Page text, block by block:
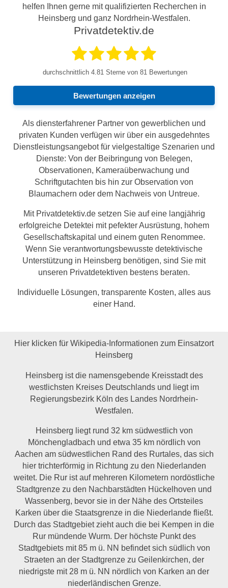
helfen Ihnen gerne mit qualifizierten Recherchen in
Heinsberg und ganz Nordrhein-Westfalen.
Privatdetektiv.de
durchschnittlich 4.81 Sterne von 81 Bewertungen
Bewertungen anzeigen
Als diensterfahrener Partner von gewerblichen und
privaten Kunden verfügen wir über ein ausgedehntes
Dienstleistungsangebot für vielgestaltige Szenarien und
Dienste: Von der Beibringung von Belegen,
Observationen, Kameraüberwachung und
Schriftgutachten bis hin zur Observation von
Blaumachern oder dem Nachweis von Untreue.
Mit Privatdetektiv.de setzen Sie auf eine langjährig
erfolgreiche Detektei mit pefekter Ausrüstung, hohem
Gesellschaftskapital und einem guten Renommee.
Wenn Sie verantwortungsbewusste detektivische
Unterstützung in Heinsberg benötigen, sind Sie mit
unseren Privatdetektiven bestens beraten.
Individuelle Lösungen, transparente Kosten, alles aus
einer Hand.
Hier klicken für Wikipedia-Informationen zum Einsatzort
Heinsberg
Heinsberg ist die namensgebende Kreisstadt des
westlichsten Kreises Deutschlands und liegt im
Regierungsbezirk Köln des Landes Nordrhein-
Westfalen.
Heinsberg liegt rund 32 km südwestlich von
Mönchengladbach und etwa 35 km nördlich von
Aachen am südwestlichen Rand des Rurtales, das sich
hier trichterförmig in Richtung zu den Niederlanden
weitet. Die Rur ist auf mehreren Kilometern nordöstliche
Stadtgrenze zu den Nachbarstädten Hückelhoven und
Wassenberg, bevor sie in der Nähe des Ortsteiles
Karken über die Staatsgrenze in die Niederlande fließt.
Durch das Stadtgebiet zieht auch die bei Kempen in die
Rur mündende Wurm. Der höchste Punkt des
Stadtgebiets mit 85 m ü. NN befindet sich südlich von
Straeten an der Stadtgrenze zu Geilenkirchen, der
niedrigste mit 28 m ü. NN nördlich von Karken an der
niederländischen Grenze.